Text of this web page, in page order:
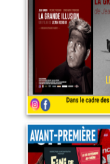
20 septembre 2026
Fini de
politique